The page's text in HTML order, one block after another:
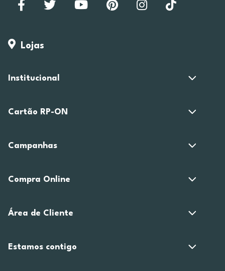
Lojas
Institucional
Cartão RP-ON
Campanhas
Compra Online
Área de Cliente
Estamos contigo